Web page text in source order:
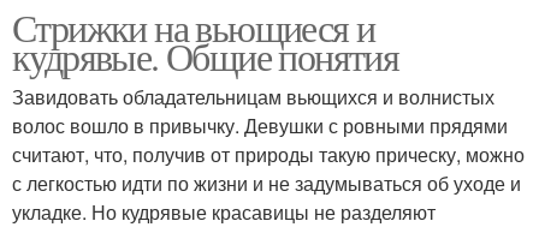
Стрижки на вьющиеся и
кудрявые. Общие понятия
Завидовать обладательницам вьющихся и волнистых
волос вошло в привычку. Девушки с ровными прядями
считают, что, получив от природы такую прическу, можно
с легкостью идти по жизни и не задумываться об уходе и
укладке. Но кудрявые красавицы не разделяют